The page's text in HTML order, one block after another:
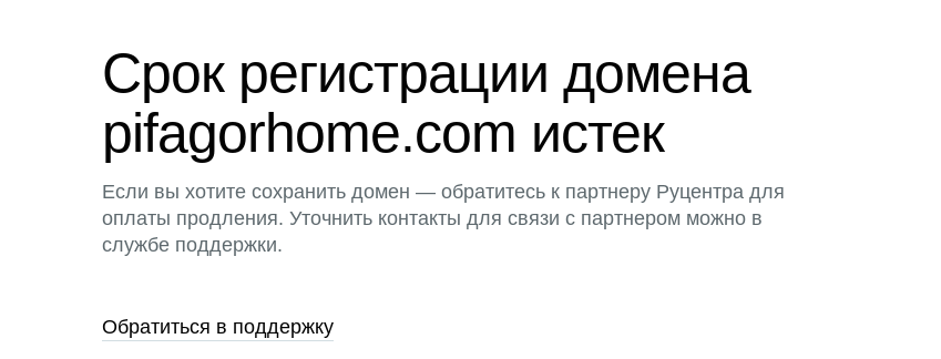
Срок регистрации домена
pifagorhome.com истек
Если вы хотите сохранить домен — обратитесь к партнеру Руцентра для
оплаты продления. Уточнить контакты для связи с партнером можно в
службе поддержки.
Обратиться в поддержку